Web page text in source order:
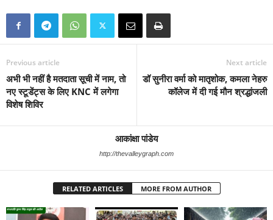
Previous article
अभी भी नहीं है मतदाता सूची में नाम, तो
नए स्टूडेंट्स के लिए KNC में लगेगा
विशेष शिविर
Next article
डॉ सुनीरा वर्मा को मातृशोक, कमला नेहरु
कॉलेज में दी गई मौन श्रद्धांजली
आकांक्षा पांडेय
http://thevalleygraph.com
RELATED ARTICLES MORE FROM AUTHOR